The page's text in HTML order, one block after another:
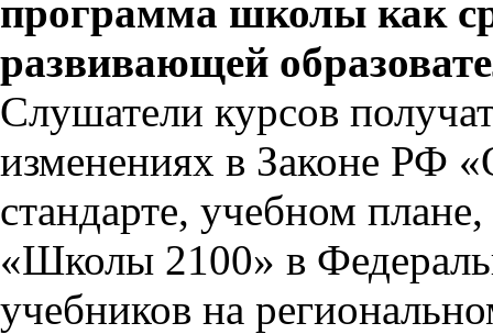
программа школы как
развивающей
Слушатели курсов
изменениях в Законе РФ
стандарте, учебном плане,
«Школы 2100» в
учебников на